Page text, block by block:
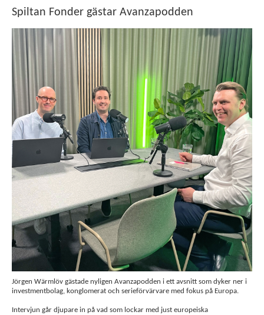
Spiltan Fonder gästar Avanzapodden
Jörgen Wärmlöv gästade nyligen Avanzapodden i ett avsnitt som dyker ner i
investmentbolag, konglomerat och serieförvärvare med fokus på Europa.
Intervjun går djupare in på vad som lockar med just europeiska